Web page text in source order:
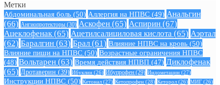
Метки
Абдоминальная боль (50) Аллергия на НПВС (49) Анальгин
(66) Ангиопротекторы (30) Аскофен (65) Аспирин (67)
Ацеклофенак (65) Ацетилсалициловая кислота (65) Аэртал
(62) Баралгин (63) Брал (61) Влияние НПВС на кровь (50)
Влияние пищи на НПВС (50) Возрастные ограничения НПВС
(48) Вольтарен (63) Время действия НПВП (47) Диклофенак
(65) Дротаверин (39) Ибуклин (26) Ибупрофен (29) Индометацин (27)
Инструкции НПВС (50) Кетонал (27) Кетопрофен (28) Кеторол (26) МИГ (26)